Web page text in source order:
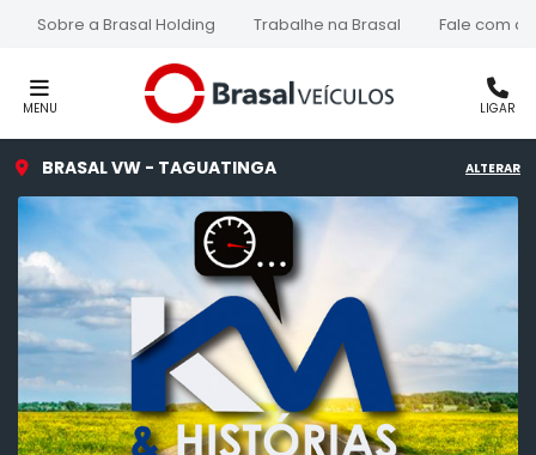
Sobre a Brasal Holding Trabalhe na Brasal Fale com a
MENU LIGAR
BRASAL VW - TAGUATINGA ALTERAR